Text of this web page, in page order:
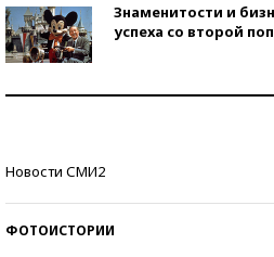
Знаменитости и
успеха со второй
Новости СМИ2
ФОТОИСТОРИИ